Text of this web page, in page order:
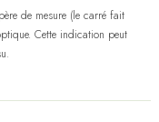
de mesure (le carré fait
Cette indication peut